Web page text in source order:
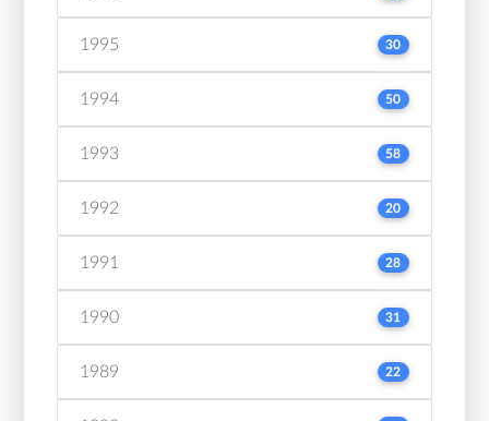
1995 30
1994 50
1993 58
1992 20
1991 28
1990 31
1989 22